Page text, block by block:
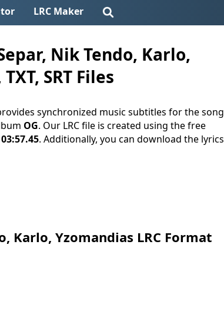
LRC Maker
Nik Tendo, Karlo,
SRT Files
synchronized music subtitles for the song
OG. Our LRC file is created using the free
03:57.45. Additionally, you can download the lyrics
Karlo, Yzomandias LRC Format